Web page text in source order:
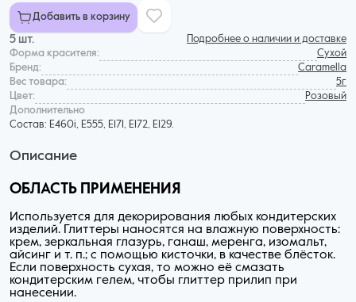
Добавить в корзину
5 шт.
Подробнее о наличии и доставке
Форма красителя:
Сухой
Бренд:
Caramella
Вес товара:
5г
Цвет:
Розовый
Дополнительнo
Состав: Е460i, Е555, Е171, Е172, E129.
Описание
ОБЛАСТЬ ПРИМЕНЕНИЯ
Используется для декорирования любых кондитерских
изделий. Глиттеры наносятся на влажную поверхность:
крем, зеркальная глазурь, ганаш, меренга, изомальт,
айсинг и т. п.; с помощью кисточки, в качестве блёсток.
Если поверхность сухая, то можно её смазать
кондитерским гелем, чтобы глиттер прилип при
нанесении.